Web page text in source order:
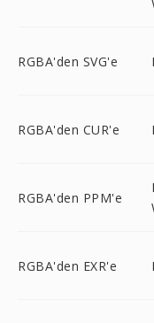
RGBA'den SVG'e
RGBA'den CUR'e
RGBA'den PPM'e
RGBA'den EXR'e